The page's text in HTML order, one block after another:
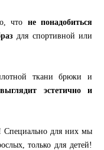
что не понадобиться
для спортивной или
ткани брюки и
эстетично и
Специально для них мы
только для детей!